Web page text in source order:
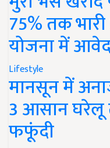
75% तक
योजना में
Lifestyle
मानसून में
3 आसान घरेलू
फफूंदी